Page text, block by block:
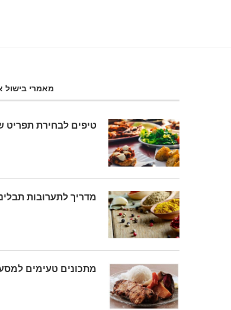
מאמרי בישול
טיפים לבחירת תפריט
מדריך לתערובות
מתכונים טעימים